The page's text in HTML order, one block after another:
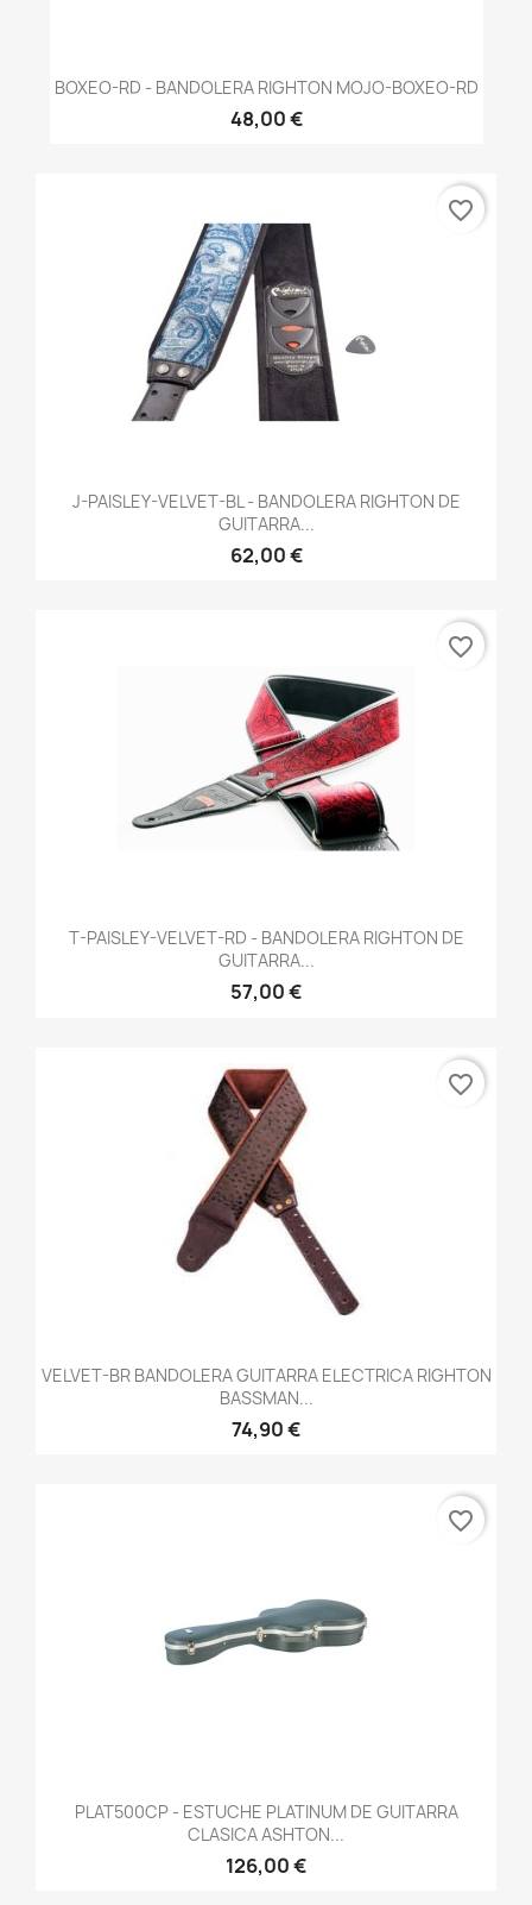
BOXEO-RD - BANDOLERA RIGHTON MOJO-BOXEO-RD
48,00 €
J-PAISLEY-VELVET-BL - BANDOLERA RIGHTON DE
GUITARRA...
62,00 €
favorite_border
T-PAISLEY-VELVET-RD - BANDOLERA RIGHTON DE
GUITARRA...
57,00 €
favorite_border
VELVET-BR BANDOLERA GUITARRA ELECTRICA RIGHTON
BASSMAN...
74,90 €
favorite_border
PLAT500CP - ESTUCHE PLATINUM DE GUITARRA
CLASICA ASHTON...
126,00 €
favorite_border